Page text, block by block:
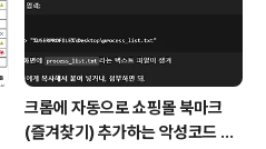
크롬에 자동으로 쇼핑몰 북마크
(즐겨찾기) 추가하는 악성코드 삭